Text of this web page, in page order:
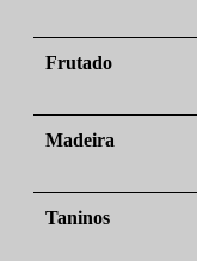
Frutado
Madeira
Taninos